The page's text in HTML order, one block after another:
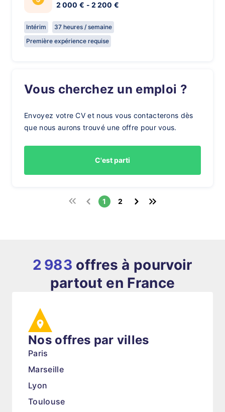
2 000 € - 2 200 €
Intérim
37 heures / semaine
Première expérience requise
Vous cherchez un emploi ?
Envoyez votre CV et nous vous contacterons dès
que nous aurons trouvé une offre pour vous.
C'est parti
1 2
2 983 offres à pourvoir
partout en France
Nos offres par villes
Paris
Marseille
Lyon
Toulouse